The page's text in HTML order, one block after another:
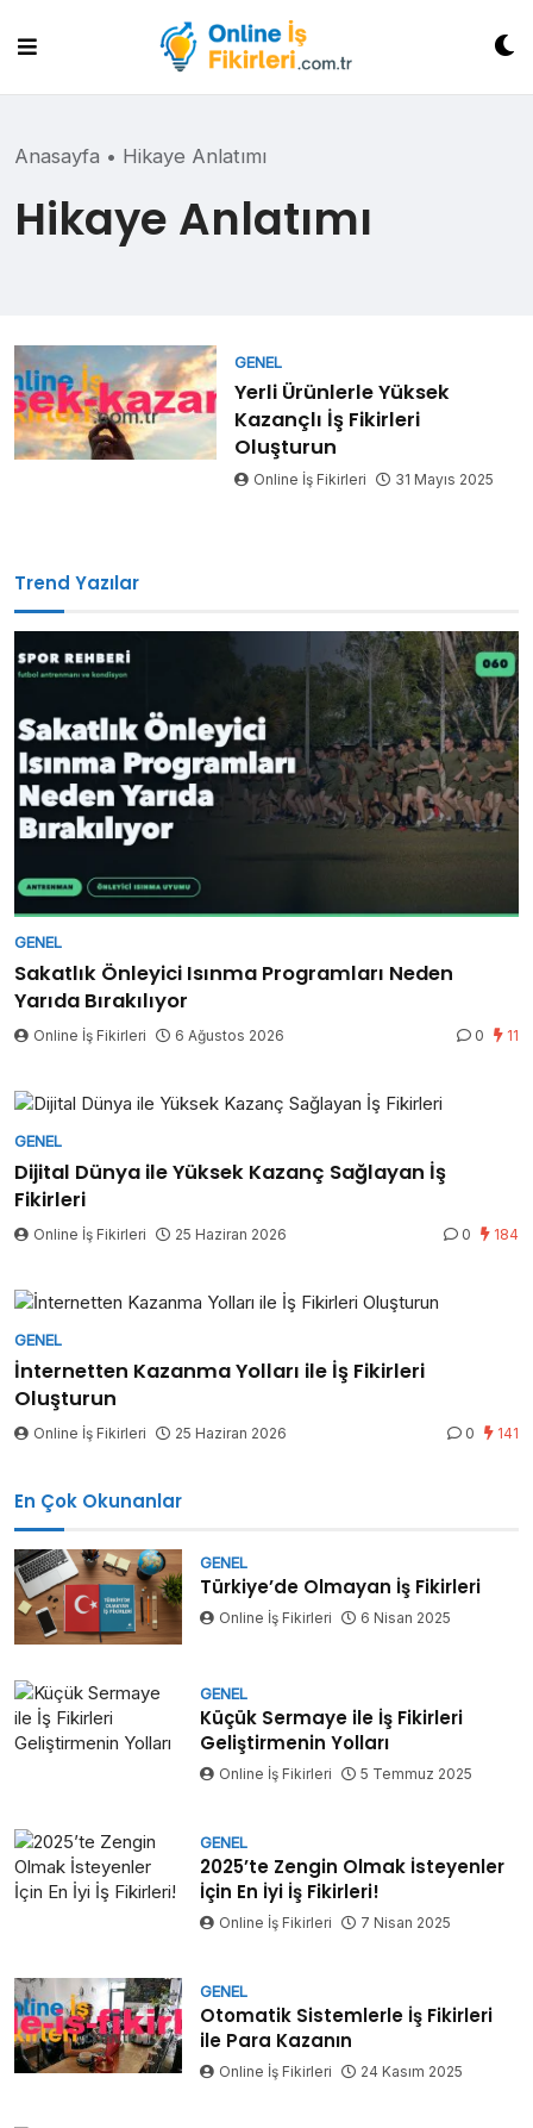
content
Anasayfa • Hikaye Anlatımı
Hikaye Anlatımı
GENEL
Yerli Ürünlerle Yüksek
Kazançlı İş Fikirleri
Oluşturun
Online İş Fikirleri 31 Mayıs 2025
Trend Yazılar
GENEL
Sakatlık Önleyici Isınma Programları Neden
Yarıda Bırakılıyor
Online İş Fikirleri 6 Ağustos 2026 0 11
GENEL
Dijital Dünya ile Yüksek Kazanç Sağlayan İş
Fikirleri
Online İş Fikirleri 25 Haziran 2026 0 184
GENEL
İnternetten Kazanma Yolları ile İş Fikirleri
Oluşturun
Online İş Fikirleri 25 Haziran 2026 0 141
En Çok Okunanlar
GENEL
Türkiye’de Olmayan İş Fikirleri
Online İş Fikirleri 6 Nisan 2025
GENEL
Küçük Sermaye ile İş Fikirleri
Geliştirmenin Yolları
Online İş Fikirleri 5 Temmuz 2025
GENEL
2025’te Zengin Olmak İsteyenler
İçin En İyi İş Fikirleri!
Online İş Fikirleri 7 Nisan 2025
GENEL
Otomatik Sistemlerle İş Fikirleri
ile Para Kazanın
Online İş Fikirleri 24 Kasım 2025